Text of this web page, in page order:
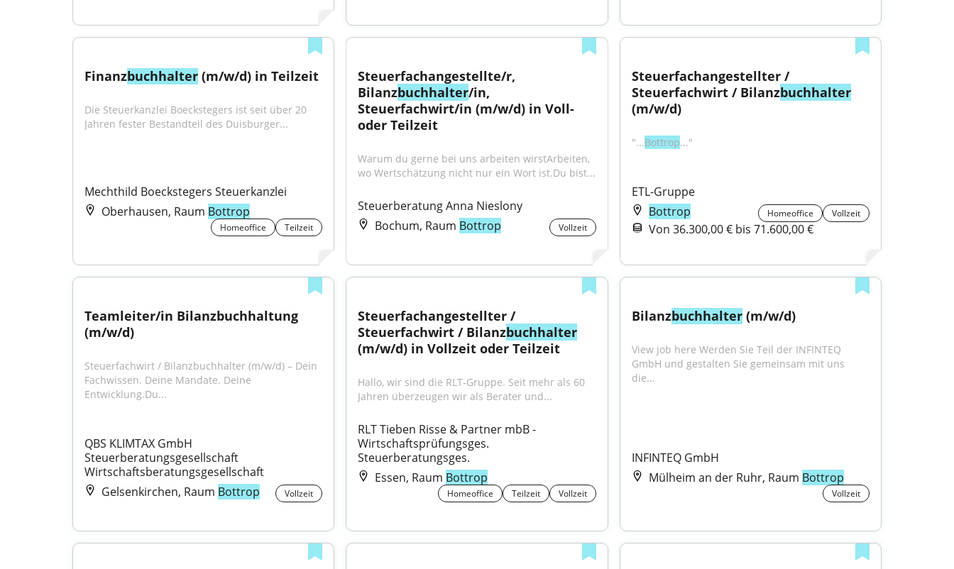
Finanzbuchhalter (m/w/d) in Teilzeit
Die Steuerkanzlei Boeckstegers ist seit über 20
Jahren fester Bestandteil des Duisburger...
Mechthild Boeckstegers Steuerkanzlei
Oberhausen, Raum Bottrop
Homeoffice Teilzeit
Steuerfachangestellte/r,
Bilanzbuchhalter/in,
Steuerfachwirt/in (m/w/d) in Voll-
oder Teilzeit
Warum du gerne bei uns arbeiten wirstArbeiten,
wo Wertschätzung nicht nur ein Wort ist.Du bist...
Steuerberatung Anna Nieslony
Bochum, Raum Bottrop Vollzeit
Steuerfachangestellter /
Steuerfachwirt / Bilanzbuchhalter
(m/w/d)
"...Bottrop..."
ETL-Gruppe
Bottrop
Homeoffice Vollzeit
Von 36.300,00 € bis 71.600,00 €
Teamleiter/in Bilanzbuchhaltung
(m/w/d)
Steuerfachwirt / Bilanzbuchhalter (m/w/d) – Dein
Fachwissen. Deine Mandate. Deine
Entwicklung.Du...
QBS KLIMTAX GmbH
Steuerberatungsgesellschaft
Wirtschaftsberatungsgesellschaft
Gelsenkirchen, Raum Bottrop Vollzeit
Steuerfachangestellter /
Steuerfachwirt / Bilanzbuchhalter
(m/w/d) in Vollzeit oder Teilzeit
Hallo, wir sind die RLT-Gruppe. Seit mehr als 60
Jahren überzeugen wir als Berater und...
RLT Tieben Risse & Partner mbB -
Wirtschaftsprüfungsges.
Steuerberatungsges.
Essen, Raum Bottrop
Homeoffice Teilzeit Vollzeit
Bilanzbuchhalter (m/w/d)
View job here Werden Sie Teil der INFINTEQ
GmbH und gestalten Sie gemeinsam mit uns
die...
INFINTEQ GmbH
Mülheim an der Ruhr, Raum Bottrop
Vollzeit